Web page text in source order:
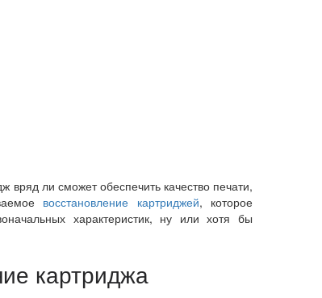
вряд ли сможет обеспечить качество печати,
восстановление картриджей, которое
характеристик, ну или хотя бы
картриджа